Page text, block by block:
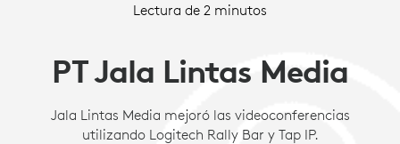
ENCUENTROS
INTERNACIONALES
CON
LOGITECH
Lectura de 2 minutos
PT Jala Lintas Media
Jala Lintas Media mejoró las videoconferencias
utilizando Logitech Rally Bar y Tap IP.